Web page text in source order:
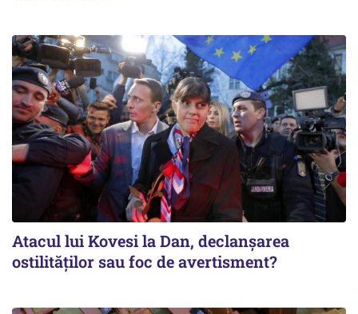
Atacul lui Kovesi la Dan, declanșarea
ostilităților sau foc de avertisment?